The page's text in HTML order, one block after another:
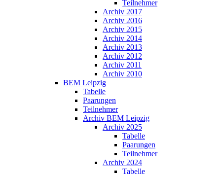
Teilnehmer
Archiv 2017
Archiv 2016
Archiv 2015
Archiv 2014
Archiv 2013
Archiv 2012
Archiv 2011
Archiv 2010
BEM Leipzig
Tabelle
Paarungen
Teilnehmer
Archiv BEM Leipzig
Archiv 2025
Tabelle
Paarungen
Teilnehmer
Archiv 2024
Tabelle